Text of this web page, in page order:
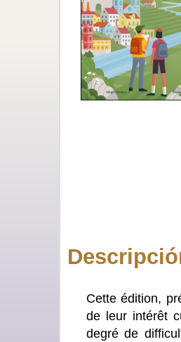
Cette édition,
de leur intérêt
degré de